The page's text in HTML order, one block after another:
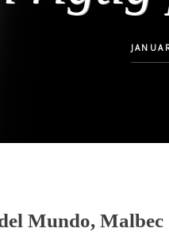
Mundo, Malbec